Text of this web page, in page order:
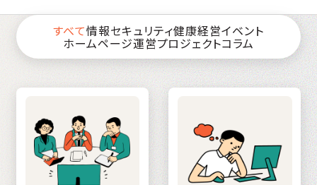
すべて情報セキュリティ健康経営イベント
ホームページ運営プロジェクトコラム